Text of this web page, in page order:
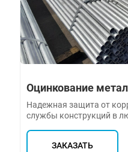
Оцинкование
Надежная защита от
службы конструкций в
ЗАКАЗАТЬ